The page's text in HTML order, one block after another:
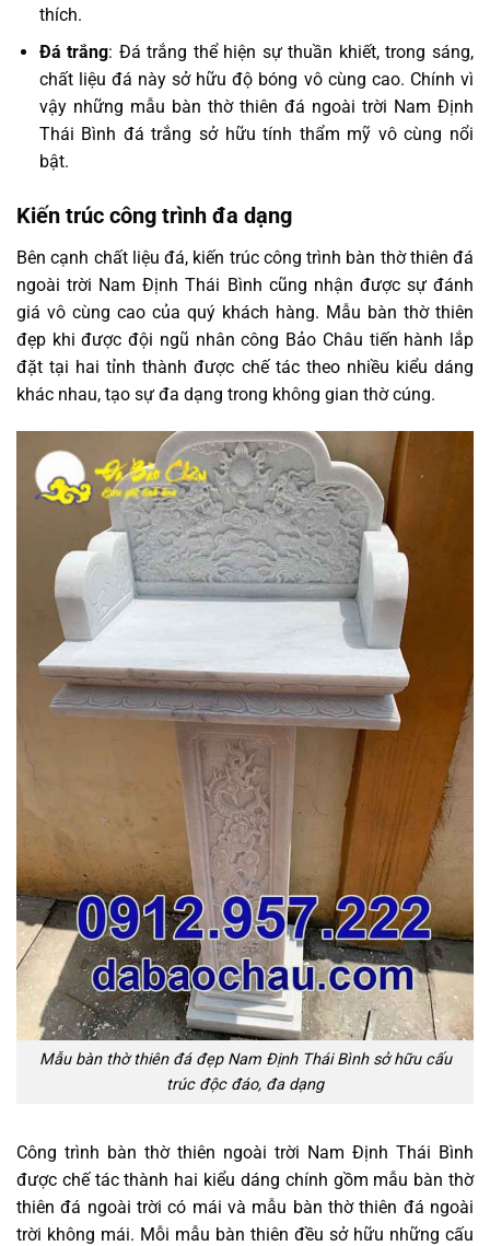
thích.
Đá trắng: Đá trắng thể hiện sự thuần khiết, trong sáng,
chất liệu đá này sở hữu độ bóng vô cùng cao. Chính vì
vậy những mẫu bàn thờ thiên đá ngoài trời Nam Định
Thái Bình đá trắng sở hữu tính thẩm mỹ vô cùng nổi
bật.
Kiến trúc công trình đa dạng
Bên cạnh chất liệu đá, kiến trúc công trình bàn thờ thiên đá
ngoài trời Nam Định Thái Bình cũng nhận được sự đánh
giá vô cùng cao của quý khách hàng. Mẫu bàn thờ thiên
đẹp khi được đội ngũ nhân công Bảo Châu tiến hành lắp
đặt tại hai tỉnh thành được chế tác theo nhiều kiểu dáng
khác nhau, tạo sự đa dạng trong không gian thờ cúng.
Mẫu bàn thờ thiên đá đẹp Nam Định Thái Bình sở hữu cấu
trúc độc đáo, đa dạng
Công trình bàn thờ thiên ngoài trời Nam Định Thái Bình
được chế tác thành hai kiểu dáng chính gồm mẫu bàn thờ
thiên đá ngoài trời có mái và mẫu bàn thờ thiên đá ngoài
trời không mái. Mỗi mẫu bàn thiên đều sở hữu những cấu